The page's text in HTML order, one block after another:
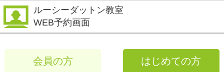
ルーシーダットン教室
WEB予約画面
会員の方 はじめての方